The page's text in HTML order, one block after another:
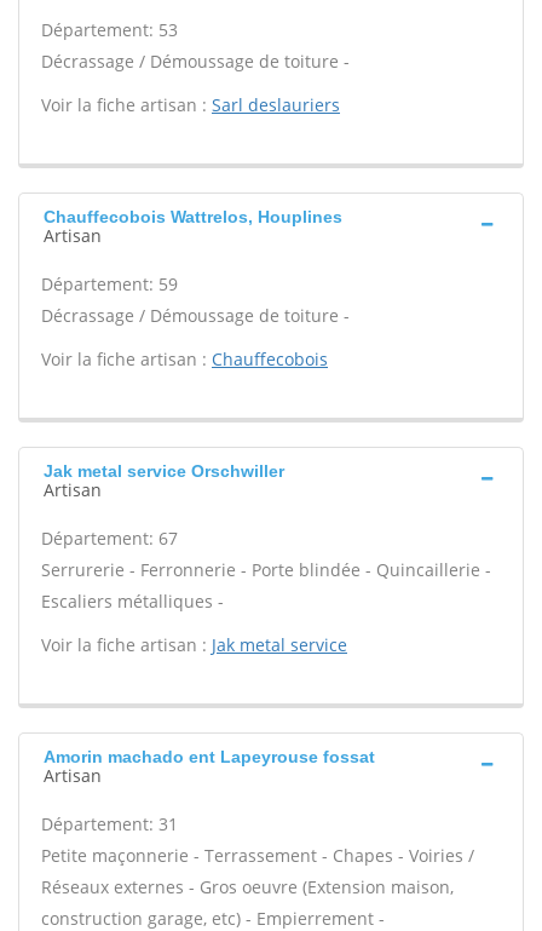
Département: 53
Décrassage / Démoussage de toiture -
Voir la fiche artisan : Sarl deslauriers
Chauffecobois Wattrelos, Houplines
Artisan
Département: 59
Décrassage / Démoussage de toiture -
Voir la fiche artisan : Chauffecobois
Jak metal service Orschwiller
Artisan
Département: 67
Serrurerie - Ferronnerie - Porte blindée - Quincaillerie -
Escaliers métalliques -
Voir la fiche artisan : Jak metal service
Amorin machado ent Lapeyrouse fossat
Artisan
Département: 31
Petite maçonnerie - Terrassement - Chapes - Voiries /
Réseaux externes - Gros oeuvre (Extension maison,
construction garage, etc) - Empierrement -